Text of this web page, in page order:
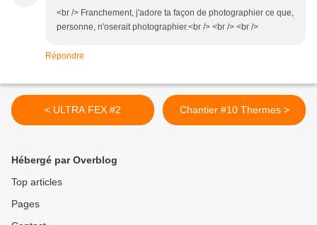
<br /> Franchement, j'adore ta façon de photographier ce que,
personne, n'oserait photographier.<br /> <br /> <br />
Répondre
< ULTRA FEX #2 Chantier #10 Thermes >
Hébergé par Overblog
Top articles
Pages